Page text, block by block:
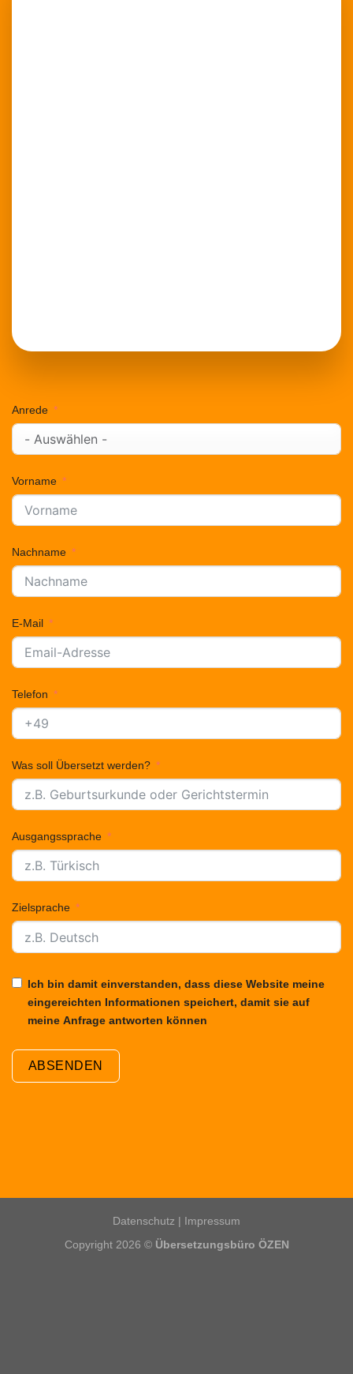
Anrede
Vorname
Nachname
E-Mail
Telefon
Was soll Übersetzt werden?
Ausgangssprache
Zielsprache
Ich bin damit einverstanden, dass diese Website meine
eingereichten Informationen speichert, damit sie auf
meine Anfrage antworten können
ABSENDEN
Datenschutz | Impressum
Copyright 2026 © Übersetzungsbüro ÖZEN